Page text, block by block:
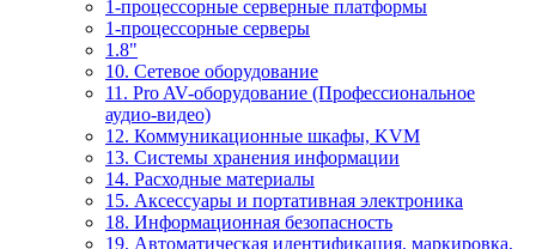
1-процессорные серверные платформы
1-процессорные серверы
1.8"
10. Сетевое оборудование
11. Pro AV-оборудование (Профессиональное
аудио-видео)
12. Коммуникационные шкафы, KVM
13. Системы хранения информации
14. Расходные материалы
15. Аксессуары и портативная электроника
18. Информационная безопасность
19. Автоматическая идентификация, маркировка,